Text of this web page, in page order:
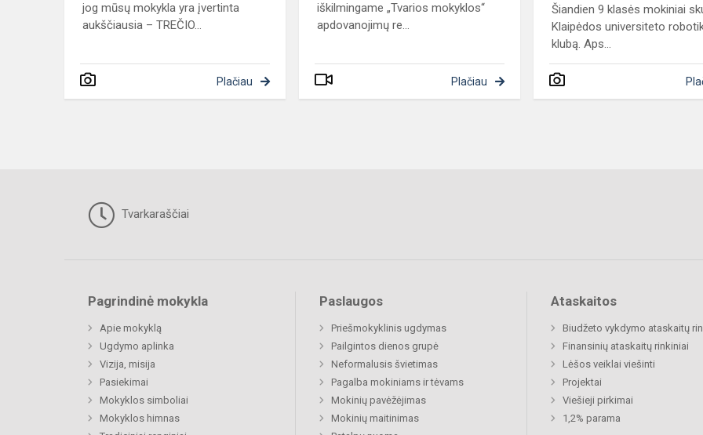
jog mūsų mokykla yra įvertinta
aukščiausia – TREČIO...
Plačiau
iškilmingame „Tvarios mokyklos“
apdovanojimų re...
Plačiau
Šiandien 9 klasės mokiniai
Klaipėdos universiteto
klubą. Aps...
Tvarkaraščiai
Pagrindinė mokykla
Apie mokyklą
Ugdymo aplinka
Vizija, misija
Pasiekimai
Mokyklos simboliai
Mokyklos himnas
Paslaugos
Priešmokyklinis ugdymas
Pailgintos dienos grupė
Neformalusis švietimas
Pagalba mokiniams ir tėvams
Mokinių pavėžėjimas
Mokinių maitinimas
Ataskaitos
Biudžeto vykdymo ataskaitų
Finansinių ataskaitų rinkiniai
Lėšos veiklai viešinti
Projektai
Viešieji pirkimai
1,2% parama